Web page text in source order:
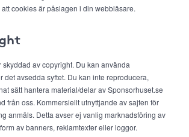
cookies är påslagen i din webbläsare.
av copyright. Du kan använda
det avsedda syftet. Du kan inte reproducera,
sätt hantera material/delar av Sponsorhuset.se
från oss. Kommersiellt utnyttjande av sajten för
anmäls. Detta avser ej vanlig marknadsföring av
av banners, reklamtexter eller loggor.